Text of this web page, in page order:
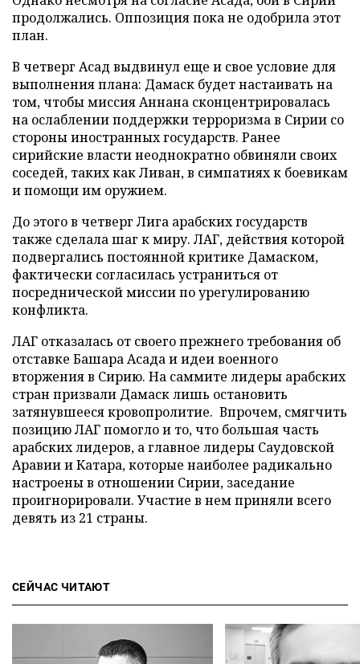
продолжались. Оппозиция пока не одобрила этот
план.
В четверг Асад выдвинул еще и свое условие для
выполнения плана: Дамаск будет настаивать на
том, чтобы миссия Аннана сконцентрировалась
на ослаблении поддержки терроризма в Сирии со
стороны иностранных государств. Ранее
сирийские власти неоднократно обвиняли своих
соседей, таких как Ливан, в симпатиях к боевикам
и помощи им оружием.
До этого в четверг Лига арабских государств
также сделала шаг к миру. ЛАГ, действия которой
подвергались постоянной критике Дамаском,
фактически согласилась устраниться от
посреднической миссии по урегулированию
конфликта.
ЛАГ отказалась от своего прежнего требования об
отставке Башара Асада и идеи военного
вторжения в Сирию. На саммите лидеры арабских
стран призвали Дамаск лишь остановить
затянувшееся кровопролитие. Впрочем, смягчить
позицию ЛАГ помогло и то, что большая часть
арабских лидеров, а главное лидеры Саудовской
Аравии и Катара, которые наиболее радикально
настроены в отношении Сирии, заседание
проигнорировали. Участие в нем приняли всего
девять из 21 страны.
СЕЙЧАС ЧИТАЮТ